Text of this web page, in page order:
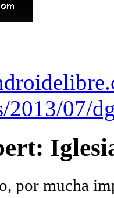
2013/07/
por mucha